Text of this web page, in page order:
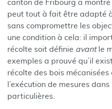
canton de Fribourg a
peut tout à fait être adapté
sans compromettre les
une condition à cela: il
récolte soit définie avant le
exemples a prouvé qu’il
récolte des bois
l’exécution de mesures
particulières.